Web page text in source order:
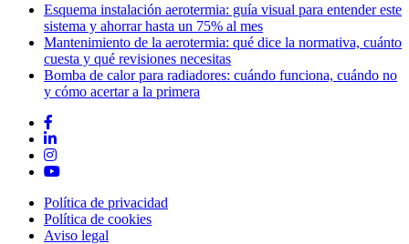
Esquema instalación aerotermia: guía visual para entender este
sistema y ahorrar hasta un 75% al mes
Mantenimiento de la aerotermia: qué dice la normativa, cuánto
cuesta y qué revisiones necesitas
Bomba de calor para radiadores: cuándo funciona, cuándo no
y cómo acertar a la primera
Política de privacidad
Política de cookies
Aviso legal